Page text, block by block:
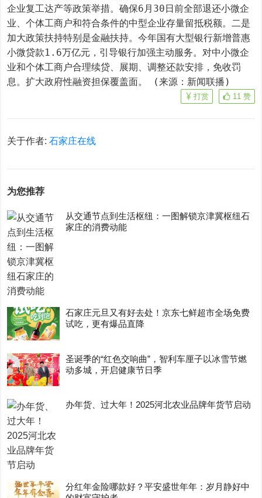
企业复工达产等政策举措。确保6月30日前全部退还小微企
业、个体工商户和符合条件的中型企业存量留抵税额。二是
加大政策扶持特别是金融扶持。今年国有大型银行新增普惠
小微贷款1.6万亿元，引导银行加强主动服务。对中小微企
业和个体工商户合理续贷、展期、调整还款安排，免收罚
息。扩大政府性融资担保覆盖面。 (来源：新闻联播)
11 赞
打赏
关于作者:石家庄在线
为您推荐
从交通节点到生活枢纽：一图解锁京津冀枢纽石
家庄的消费动能
石家庄元旦又有好去处！京东七鲜超市全场免费
试吃，更有爆品直降
圣诞季的“红色交响曲”，智利车厘子以冰雪节燃
动多城，开启健康节日季
办年货、过大年！2025河北农业品牌年货节启动
分红年金险哪款好？平安盛世年年：岁月静好中